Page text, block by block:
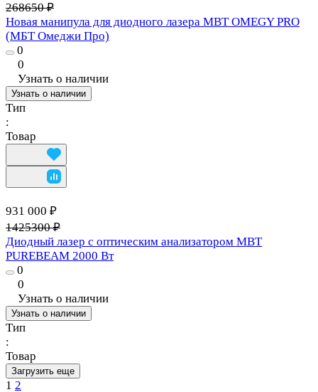
268650 ₽
Новая манипула для диодного лазера MBT OMEGY PRO
(МБТ Омеджи Про)
0
0
Узнать о наличии
Узнать о наличии
Тип
:
Товар
931 000 ₽
1425300 ₽
Диодный лазер с оптическим анализатором MBT
PUREBEAM 2000 Вт
0
0
Узнать о наличии
Узнать о наличии
Тип
:
Товар
Загрузить еще
1 2